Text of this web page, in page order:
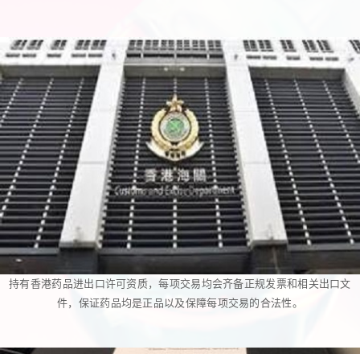
持有香港药品进出口许可资质，每项交易均会齐备正规发票和相关出口文
件，保证药品均是正品以及保障每项交易的合法性。